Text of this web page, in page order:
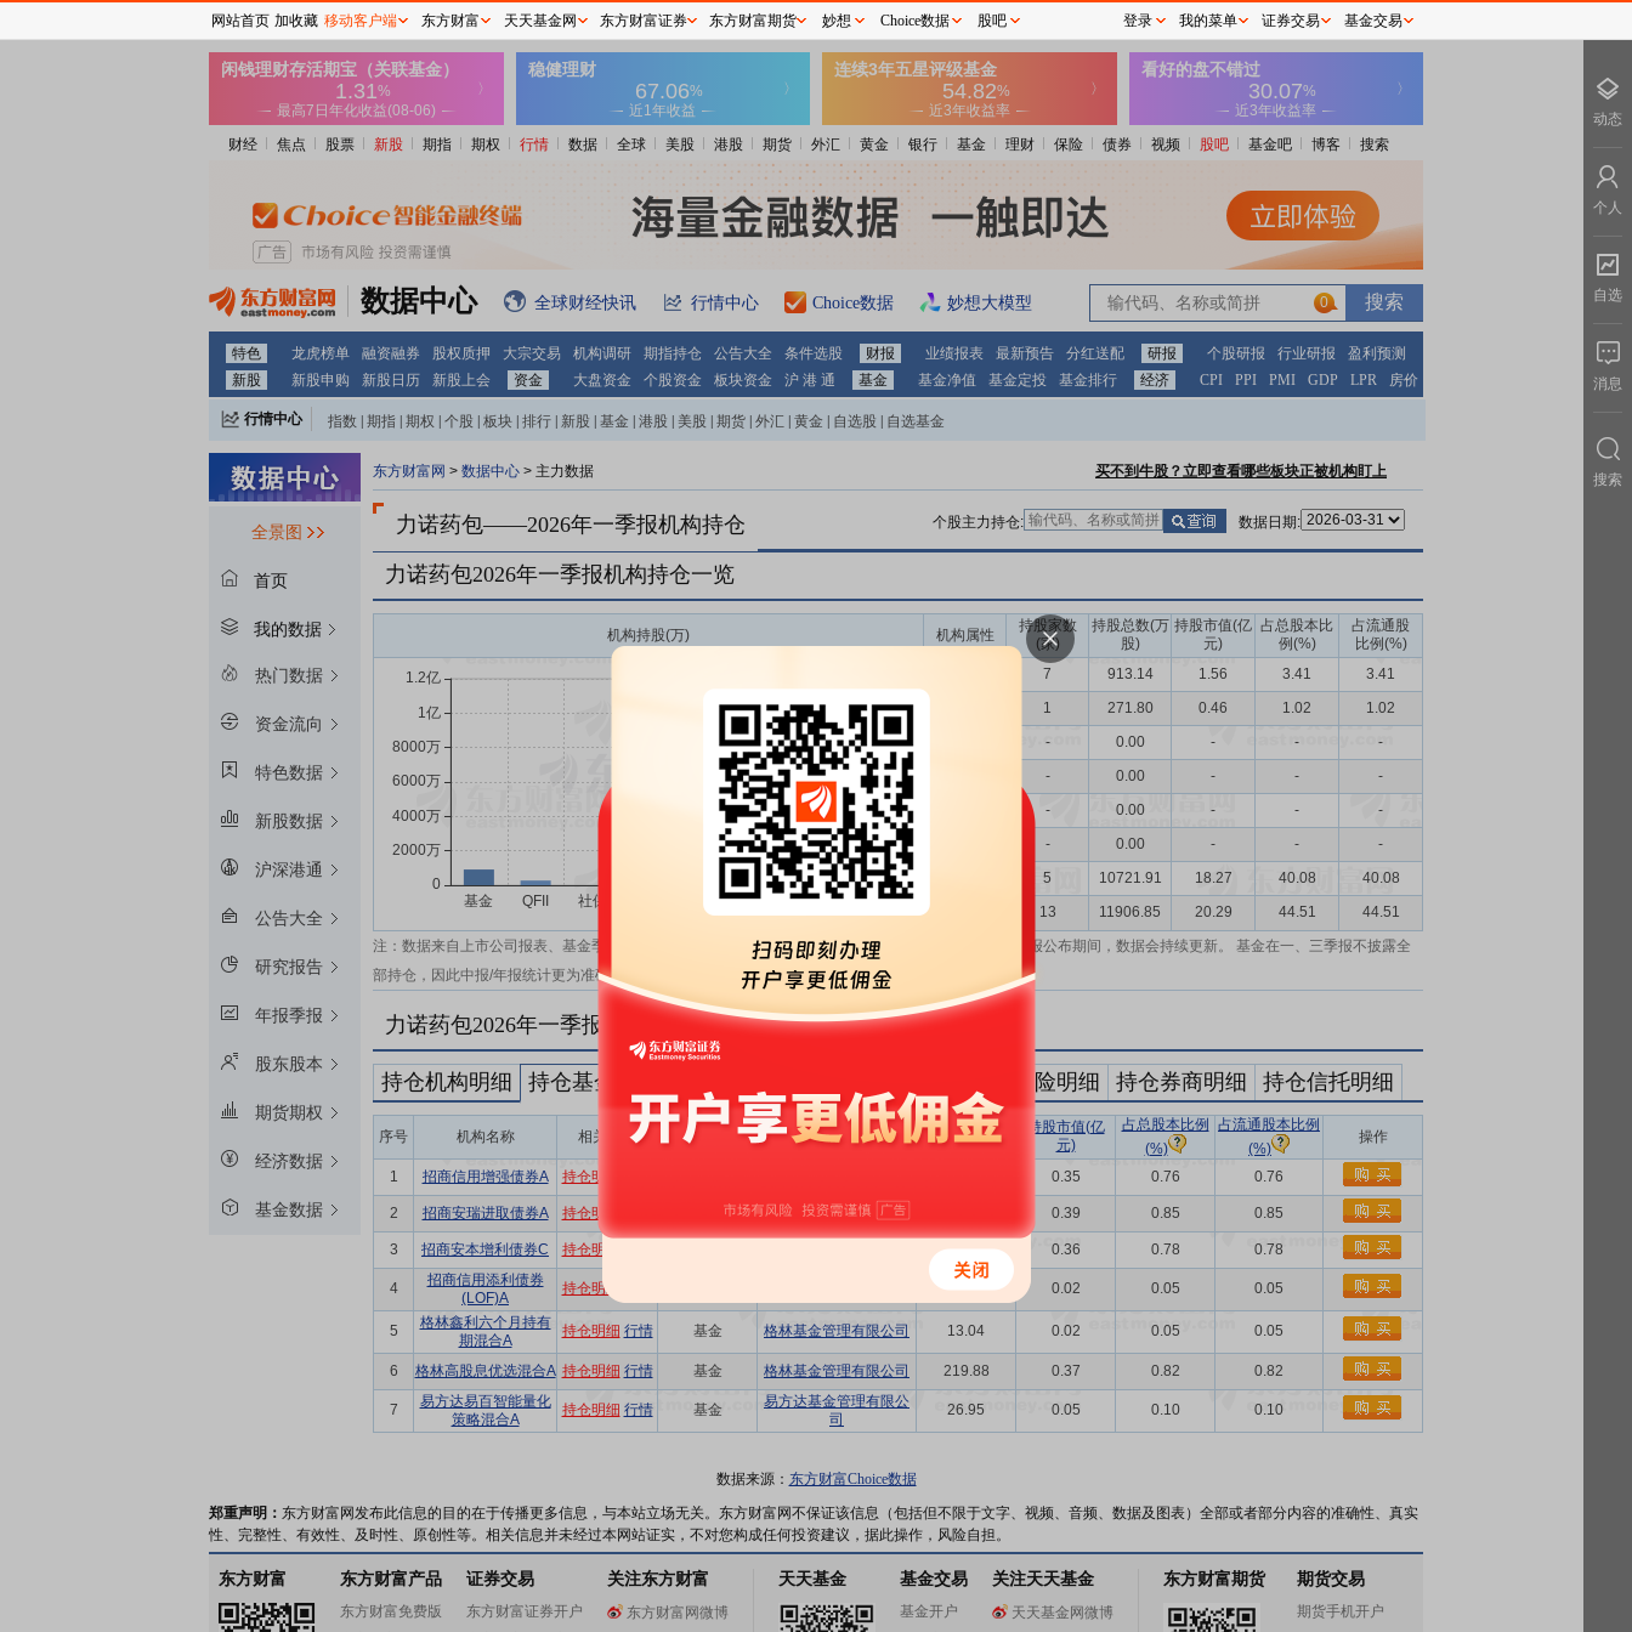
财经 焦点 股票 新股 期指 期权 行情 数据 全球 美股 港股 期货 外汇 黄金 银行 基金 理财 保险 债券 视频 股吧 基金吧 博客 搜索
数据中心 全球财经快讯 行情中心 Choice数据 妙想大模型 0
特色 龙虎榜单 融资融券 股权质押 大宗交易 机构调研 期指持仓 公告大全 条件选股 财报 业绩报表 最新预告 分红送配 研报 个股研报 行业研报
盈利预测
新股
新股申购 新股日历 新股上会 资金 大盘资金 个股资金 板块资金 沪 港 通 基金 基金净值 基金定投 基金排行 经济 CPI PPI PMI GDP LPR 房价
行情中心 指数 期指 期权 个股 板块 排行 新股 基金 港股 美股 期货 外汇 黄金 自选股 自选基金
全景图
首页
我的数据
热门数据
资金流向
特色数据
新股数据
沪深港通
公告大全
研究报告
年报季报
股东股本
期货期权
经济数据
基金数据
东方财富网 > 数据中心 > 主力数据 买不到牛股？立即查看哪些板块正被机构盯上
力诺药包——2026年一季报机构持仓 个股主力持仓: 数据日期:
力诺药包2026年一季报机构持仓一览
机构持股(万) 机构属性
持股家数
(家)
持股总数(万
股)
持股市值(亿
元)
占总股本比
例(%)
占流通股
比例(%)
7 913.14 1.56 3.41
3.41
1 271.80 0.46 1.02
1.02
- 0.00 - -
-
- 0.00 - -
-
- 0.00 - -
-
- 0.00 - -
-
5 10721.91 18.27 40.08
40.08
13 11906.85 20.29 44.51
44.51
注：数据来自上市公司报表、基金季报、半年报和基金年报；在上市公司报表、基金季报、半年报和年报公布期间，数据会持续更新。 基金在一、三季报不披露全
部持仓，因此中报/年报统计更为准确。
力诺药包2026年一季报机构持仓明细
持仓机构明细 持仓基金明细 持仓保险明细 持仓券商明细 持仓信托明细
序号 机构名称 相关链接 机构属性 基金公司
持股总数(万
股)
持股市值(亿
元)
占总股本比例
(%)
占流通股本比例
(%)
操作
1 招商信用增强债券A 持仓明细 0.35 0.76 0.76
2 招商安瑞进取债券A 持仓明细 招商基金管理有限公司 0.39 0.85 0.85
3 招商安本增利债券C 持仓明细 209.21 0.36 0.78 0.78
4
招商信用添利债券
(LOF)A
持仓明细 13.51 0.02 0.05 0.05
5
格林鑫利六个月持有
期混合A
持仓明细 行情 基金 格林基金管理有限公司 13.04 0.02 0.05 0.05
6 格林高股息优选混合A 持仓明细 行情 基金 格林基金管理有限公司 219.88 0.37 0.82 0.82
7
易方达易百智能量化
策略混合A
持仓明细 行情 基金
易方达基金管理有限公
司
26.95 0.05 0.10 0.10
数据来源： 东方财富Choice数据
郑重声明： 东方财富网发布此信息的目的在于传播更多信息，与本站立场无关。东方财富网不保证该信息（包括但不限于文字、视频、音频、数据及图表）全部或者部分内容的准确性、真实
性、完整性、有效性、及时性、原创性等。相关信息并未经过本网站证实，不对您构成任何投资建议，据此操作，风险自担。
东方财富 东方财富产品
东方财富免费版
证券交易
东方财富证券开户
关注东方财富
东方财富网微博
天天基金 基金交易
基金开户
关注天天基金
天天基金网微博
东方财富期货 期货交易
期货手机开户
网站首页 加收藏 移动客户端 东方财富 天天基金网 东方财富证券 东方财富期货 妙想 Choice数据 股吧 登录 我的菜单 证券交易 基金交易
动态
个人
自选
消息
搜索